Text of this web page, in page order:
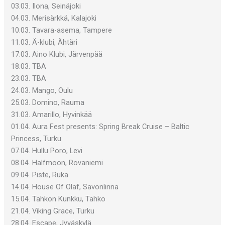
03.03. Ilona, Seinäjoki
04.03. Merisärkkä, Kalajoki
10.03. Tavara-asema, Tampere
11.03. Ä-klubi, Ähtäri
17.03. Aino Klubi, Järvenpää
18.03. TBA
23.03. TBA
24.03. Mango, Oulu
25.03. Domino, Rauma
31.03. Amarillo, Hyvinkää
01.04. Aura Fest presents: Spring Break Cruise – Baltic
Princess, Turku
07.04. Hullu Poro, Levi
08.04. Halfmoon, Rovaniemi
09.04. Piste, Ruka
14.04. House Of Olaf, Savonlinna
15.04. Tahkon Kunkku, Tahko
21.04. Viking Grace, Turku
28.04. Escape, Jyväskylä